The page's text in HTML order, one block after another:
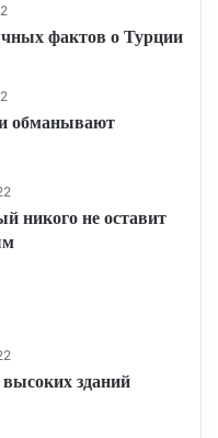
фактов о Турции
обманывают
никого не оставит
зданий